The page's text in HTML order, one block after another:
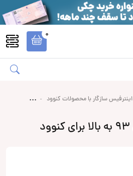
0
اینترفیس سازگار با محصولات کنوود